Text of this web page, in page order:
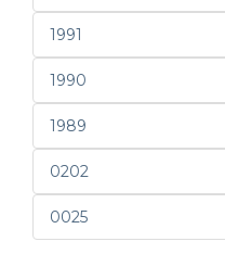
1991
1990
1989
0202
0025